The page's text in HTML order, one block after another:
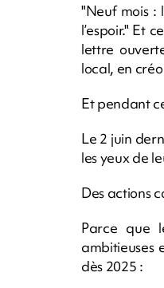
"Neuf mois :
l’espoir." Et
lettre
local, en
Et pendant
Le 2 juin
les yeux de
Des actions
Parce que
ambitieuses
dès 2025 :